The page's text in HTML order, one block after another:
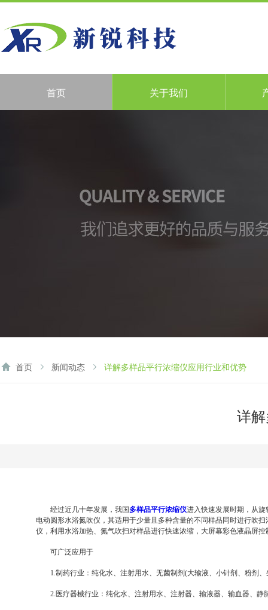
首页 关于我们
首页 新闻动态 详解多样品平行浓缩仪应用行业和优势
详
经过近几十年发展，我国多样品平行浓缩仪进入快速发展时期，从
电动圆形水浴氮吹仪，其适用于少量且多种含量的不同样品同时进行吹
仪，利用水浴加热、氮气吹扫对样品进行快速浓缩，大屏幕彩色液晶屏
可广泛应用于
1.制药行业：纯化水、注射用水、无菌制剂(大输液、小针剂、粉剂、
2.医疗器械行业：纯化水、注射用水、注射器、输液器、输血器、静